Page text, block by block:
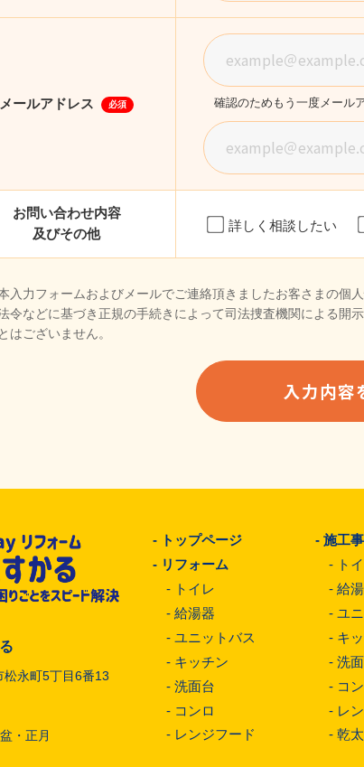
メールアドレス 必須 確認のためもう一度メール
お問い合わせ内容
及びその他
詳しく相談したい
入力フォームおよびメールでご連絡頂きましたお客さまの個
令などに基づき正規の手続きによって司法捜査機関による開
とはございません。
永町5丁目6番13
・正月
-
トップページ
- リフォーム
- トイレ
-給湯器
-ユニットバス
- キッチン
-洗面台
- コンロ
- レンジフード
-施工
- ト
-給
-ユ
- キ
-洗
- コ
- レ
-乾